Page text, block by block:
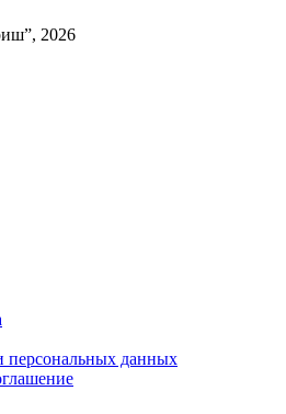
(Витлуф)
2026
персональных данных